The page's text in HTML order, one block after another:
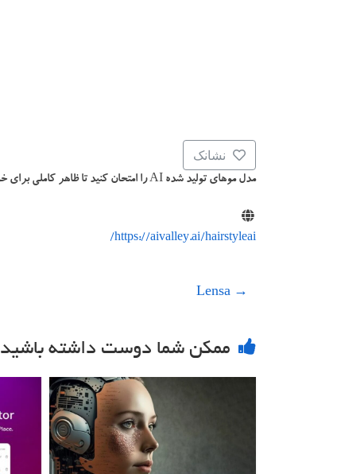
نشانک
مدل موهای تولید شده AI را امتحان کنید تا ظاهر کاملی برای خود پیدا کنید.
https://aivalley.ai/hairstyleai/
→
ممکن شما دوست داشته باشید